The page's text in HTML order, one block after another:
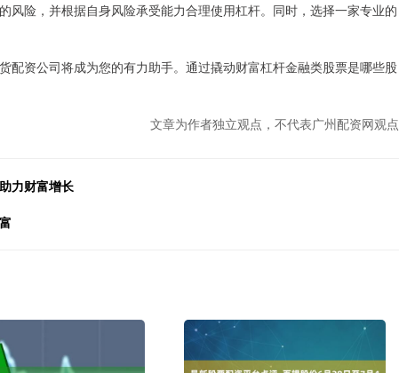
风险，并根据自身风险承受能力合理使用杠杆。同时，选择一家专业的
配资公司将成为您的有力助手。通过撬动财富杠杆金融类股票是哪些股
文章为作者独立观点，不代表广州配资网观点
力财富增长